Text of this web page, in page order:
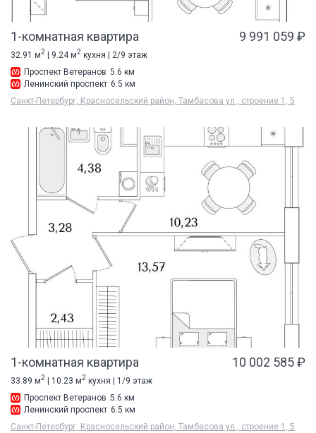
1-комнатная квартира 9 991 059 ₽
32.91 м2 | 9.24 м2 кухня | 2/9 этаж
Проспект Ветеранов 5.6 км
Ленинский проспект 6.5 км
Санкт-Петербург, Красносельский район, Тамбасова ул., строение 1, 5
1-комнатная квартира 10 002 585 ₽
33.89 м2 | 10.23 м2 кухня | 1/9 этаж
Проспект Ветеранов 5.6 км
Ленинский проспект 6.5 км
Санкт-Петербург, Красносельский район, Тамбасова ул., строение 1, 5